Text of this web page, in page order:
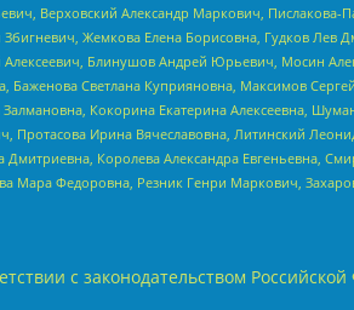
Верховский Александр Маркович, Пислакова-
Жемкова Елена Борисовна, Гудков Лев
Блинушов Андрей Юрьевич, Мосин
Светлана Куприяновна, Максимов
Кокорина Екатерина Алексеевна,
Ирина Вячеславовна, Литинский
Королева Александра Евгеньевна,
Мара Федоровна, Резник Генри Маркович,
с законодательством